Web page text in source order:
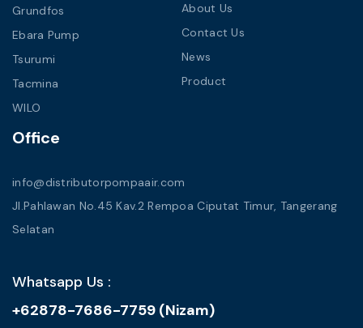
Grundfos
Ebara Pump
Tsurumi
Tacmina
WILO
About Us
Contact Us
News
Product
Office
info@distributorpompaair.com
Jl.Pahlawan No.45 Kav.2 Rempoa Ciputat Timur, Tangerang
Selatan
Whatsapp Us :
+62878-7686-7759 (Nizam)